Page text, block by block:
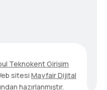
Teknokent Girişim
sitesi Mayfair Dijital
hazırlanmıştır.